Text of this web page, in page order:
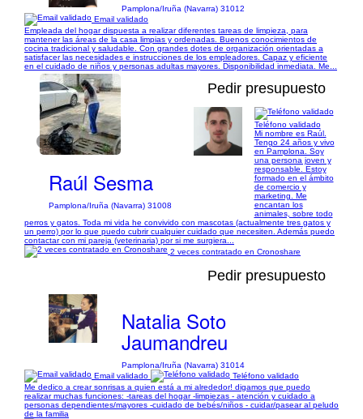
Pamplona/Iruña (Navarra) 31012
Email validado
Empleada del hogar dispuesta a realizar diferentes tareas de limpieza, para
mantener las áreas de la casa limpias y ordenadas. Buenos conocimientos de
cocina tradicional y saludable. Con grandes dotes de organización orientadas a
satisfacer las necesidades e instrucciones de los empleadores. Capaz y eficiente
en el cuidado de niños y personas adultas mayores. Disponibilidad inmediata. Me...
1/4
Pedir presupuesto
Raúl Sesma
Pamplona/Iruña (Navarra) 31008
Teléfono validado
Mi nombre es Raúl.
Tengo 24 años y vivo
en Pamplona. Soy
una persona joven y
responsable. Estoy
formado en el ámbito
de comercio y
marketing. Me
encantan los
animales, sobre todo
perros y gatos. Toda mi vida he convivido con mascotas (actualmente tres gatos y
un perro) por lo que puedo cubrir cualquier cuidado que necesiten. Además puedo
contactar con mi pareja (veterinaria) por si me surgiera...
2 veces contratado en Cronoshare
Pedir presupuesto
Natalia Soto
Jaumandreu
Pamplona/Iruña (Navarra) 31014
Email validado
Teléfono validado
Me dedico a crear sonrisas a quien está a mi alrededor! digamos que puedo
realizar muchas funciones: -tareas del hogar -limpiezas - atención y cuidado a
personas dependientes/mayores -cuidado de bebés/niños - cuidar/pasear al peludo
de la familia